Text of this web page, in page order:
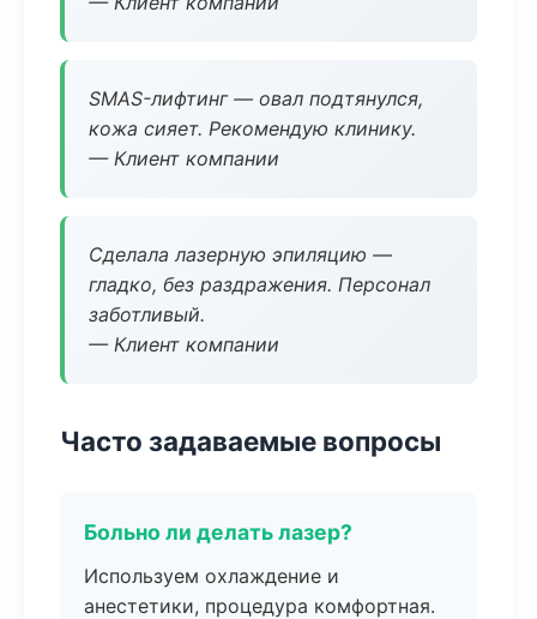
SMAS-лифтинг — овал подтянулся,
кожа сияет. Рекомендую клинику.
— Клиент компании
Сделала лазерную эпиляцию —
гладко, без раздражения. Персонал
заботливый.
— Клиент компании
Часто задаваемые вопросы
Больно ли делать лазер?
Используем охлаждение и
анестетики, процедура комфортная.